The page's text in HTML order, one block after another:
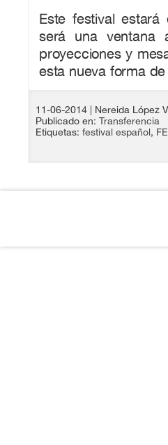
Este festival
será una ventana
proyecciones y
esta nueva forma
11-06-2014
| Nereida López
Publicado en: Transferencia
Etiquetas: festival español,